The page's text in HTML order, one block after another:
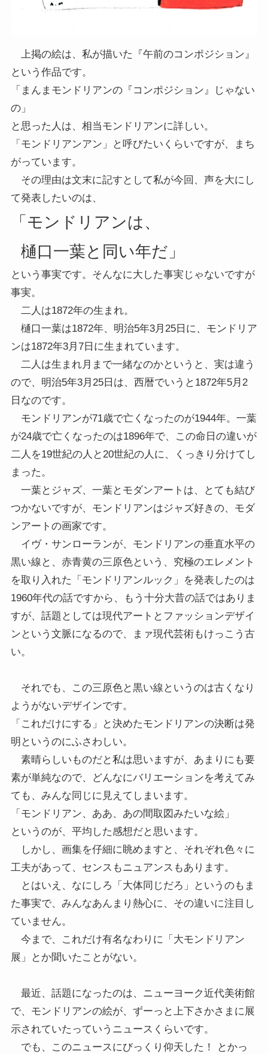
上掲の絵は、私が描いた『午前のコンポジション』
という作品です。
「まんまモンドリアンの『コンポジション』じゃない
の」
と思った人は、相当モンドリアンに詳しい。
「モンドリアンアン」と呼びたいくらいですが、まち
がっています。
その理由は文末に記すとして私が今回、声を大にし
て発表したいのは、
「モンドリアンは、
樋口一葉と同い年だ」
という事実です。そんなに大した事実じゃないですが
事実。
二人は1872年の生まれ。
樋口一葉は1872年、明治5年3月25日に、モンドリア
ンは1872年3月7日に生まれています。
二人は生まれ月まで一緒なのかというと、実は違う
ので、明治5年3月25日は、西暦でいうと1872年5月2
日なのです。
モンドリアンが71歳で亡くなったのが1944年。一葉
が24歳で亡くなったのは1896年で、この命日の違いが
二人を19世紀の人と20世紀の人に、くっきり分けてし
まった。
一葉とジャズ、一葉とモダンアートは、とても結び
つかないですが、モンドリアンはジャズ好きの、モダ
ンアートの画家です。
イヴ・サンローランが、モンドリアンの垂直水平の
黒い線と、赤青黄の三原色という、究極のエレメント
を取り入れた「モンドリアンルック」を発表したのは
1960年代の話ですから、もう十分大昔の話ではありま
すが、話題としては現代アートとファッションデザイ
ンという文脈になるので、まァ現代芸術もけっこう古
い。
それでも、この三原色と黒い線というのは古くなり
ようがないデザインです。
「これだけにする」と決めたモンドリアンの決断は発
明というのにふさわしい。
素晴らしいものだと私は思いますが、あまりにも要
素が単純なので、どんなにバリエーションを考えてみ
ても、みんな同じに見えてしまいます。
「モンドリアン、ああ、あの間取図みたいな絵」
というのが、平均した感想だと思います。
しかし、画集を仔細に眺めますと、それぞれ色々に
工夫があって、センスもニュアンスもあります。
とはいえ、なにしろ「大体同じだろ」というのもま
た事実で、みんなあんまり熱心に、その違いに注目し
ていません。
今まで、これだけ有名なわりに「大モンドリアン
展」とか聞いたことがない。
最近、話題になったのは、ニューヨーク近代美術館
で、モンドリアンの絵が、ずーっと上下さかさまに展
示されていたっていうニュースくらいです。
でも、このニュースにびっくり仰天した！ とかっ